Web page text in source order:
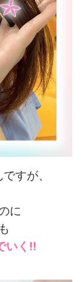
すが、
に
いく!!